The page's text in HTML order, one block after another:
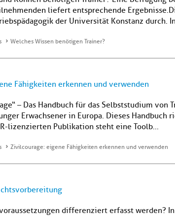
liefert entsprechende
der Universität Konstanz durch.
Welches Wissen benötigen Trainer?
Fähigkeiten erkennen und verwenden
– Das Handbuch für das Selbststudium
Erwachsener in Europa. Dieses
lizenzierten Publikation steht eine Toolb...
Zivilcourage: eigene Fähigkeiten erkennen und verwenden
differenziert erfasst werden?